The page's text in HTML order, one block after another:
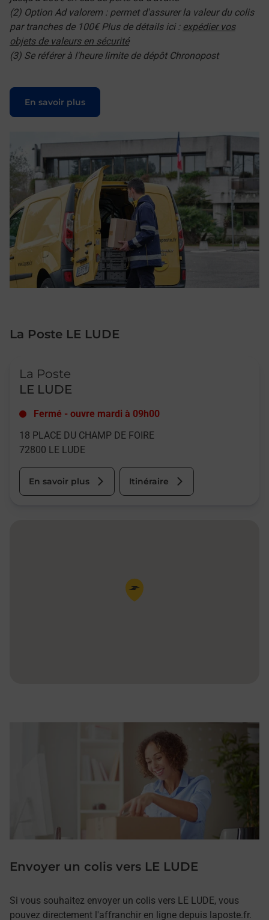
(2) Option Ad valorem : permet d'assurer la valeur du colis
par tranches de 100€ Plus de détails ici : expédier vos
objets de valeurs en sécurité
(3) Se référer à l'heure limite de dépôt Chronopost
En savoir plus
Le lien s'ouvre dans un nouvel onglet
La Poste LE LUDE
La Poste
LE LUDE
Fermé - ouvre mardi à 09h00
18 PLACE DU CHAMP DE FOIRE
72800 LE LUDE
En savoir plus Itinéraire
Pin de la carte
Envoyer un colis vers LE LUDE
Si vous souhaitez envoyer un colis vers LE LUDE, vous
pouvez directement l'affranchir en ligne depuis laposte.fr.